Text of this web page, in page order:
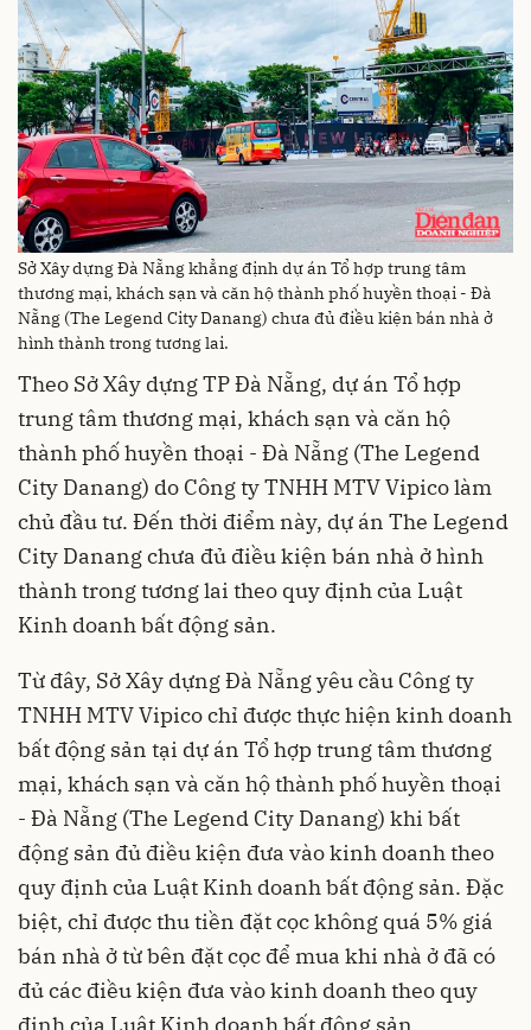
Sở Xây dựng Đà Nẵng khẳng định dự án Tổ hợp trung tâm
thương mại, khách sạn và căn hộ thành phố huyền thoại - Đà
Nẵng (The Legend City Danang) chưa đủ điều kiện bán nhà ở
hình thành trong tương lai.
Theo Sở Xây dựng TP Đà Nẵng, dự án Tổ hợp
trung tâm thương mại, khách sạn và căn hộ
thành phố huyền thoại - Đà Nẵng (The Legend
City Danang) do Công ty TNHH MTV Vipico làm
chủ đầu tư. Đến thời điểm này, dự án The Legend
City Danang chưa đủ điều kiện bán nhà ở hình
thành trong tương lai theo quy định của Luật
Kinh doanh bất động sản.
Từ đây, Sở Xây dựng Đà Nẵng yêu cầu Công ty
TNHH MTV Vipico chỉ được thực hiện kinh doanh
bất động sản tại dự án Tổ hợp trung tâm thương
mại, khách sạn và căn hộ thành phố huyền thoại
- Đà Nẵng (The Legend City Danang) khi bất
động sản đủ điều kiện đưa vào kinh doanh theo
quy định của Luật Kinh doanh bất động sản. Đặc
biệt, chỉ được thu tiền đặt cọc không quá 5% giá
bán nhà ở từ bên đặt cọc để mua khi nhà ở đã có
đủ các điều kiện đưa vào kinh doanh theo quy